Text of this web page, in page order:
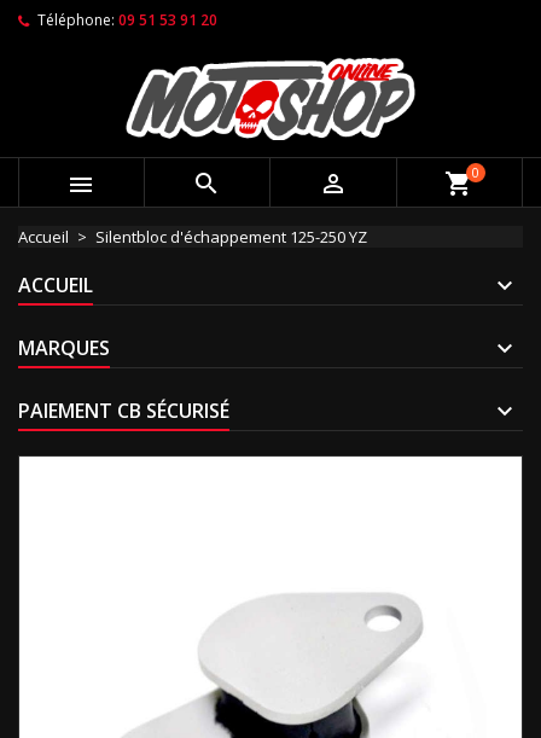
Téléphone: 09 51 53 91 20
   shopping_cart0
Accueil Silentbloc d'échappement 125-250 YZ
ACCUEIL
MARQUES
PAIEMENT CB SÉCURISÉ